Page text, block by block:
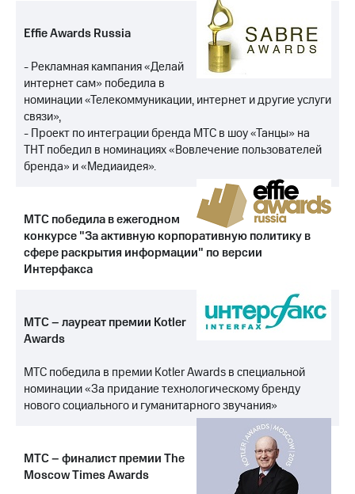
регионе
и акционерам
Корпоративное
управление
Корпоративный
секретарь
Раскрытие
информации
Документы
ПАО
"МТС"
Собрания
акционера
Контроль
и
аудит
Описание
Программа
Effie Awards Russia
- Рекламная кампания «Делай
интернет сам» победила в
номинации «Телекоммуникации, интернет и другие услуги
связи»,
- Проект по интеграции бренда МТС в шоу «Танцы» на
ТНТ победил в номинациях «Вовлечение пользователей
бренда» и «Медиаидея».
МТС победила в ежегодном
конкурсе "За активную корпоративную политику в
сфере раскрытия информации" по версии
Интерфакса
МТС – лауреат премии Kotler
Awards
МТС победила в премии Kotler Awards в специальной
номинации «За придание технологическому бренду
нового социального и гуманитарного звучания»
МТС – финалист премии The
Moscow Times Awards